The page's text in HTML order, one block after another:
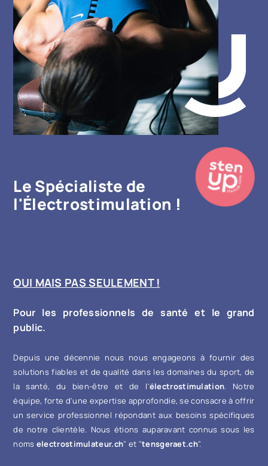
Le Spécialiste de
l'Électrostimulation !
OUI MAIS PAS SEULEMENT !
Pour les professionnels de santé et le grand
public.
Depuis une décennie nous nous engageons à fournir des
solutions fiables et de qualité dans les domaines du sport, de
la santé, du bien-être et de l'électrostimulation. Notre
équipe, forte d'une expertise approfondie, se consacre à offrir
un service professionnel répondant aux besoins spécifiques
de notre clientèle. Nous étions auparavant connus sous les
noms electrostimulateur.ch" et "tensgeraet.ch".